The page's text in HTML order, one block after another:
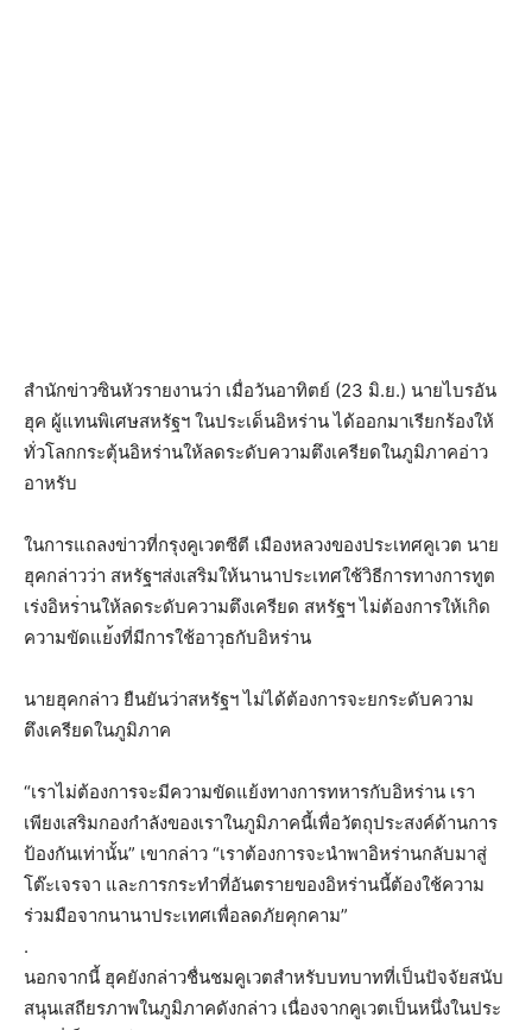
สำนักข่าวซินหัวรายงานว่า เมื่อวันอาทิตย์ (23 มิ.ย.) นายไบรอัน
ฮุค ผู้แทนพิเศษสหรัฐฯ ในประเด็นอิหร่าน ได้ออกมาเรียกร้องให้
ทั่วโลกกระตุ้นอิหร่านให้ลดระดับความตึงเครียดในภูมิภาคอ่าว
อาหรับ
ในการแถลงข่าวที่กรุงคูเวตซีตี เมืองหลวงของประเทศคูเวต นาย
ฮุคกล่าวว่า สหรัฐฯส่งเสริมให้นานาประเทศใช้วิธีการทางการทูต
เร่งอิหร่านให้ลดระดับความตึงเครียด สหรัฐฯ ไม่ต้องการให้เกิด
ความขัดแย้งที่มีการใช้อาวุธกับอิหร่าน
นายฮุคกล่าว ยืนยันว่าสหรัฐฯ ไม่ได้ต้องการจะยกระดับความ
ตึงเครียดในภูมิภาค
“เราไม่ต้องการจะมีความขัดแย้งทางการทหารกับอิหร่าน เรา
เพียงเสริมกองกำลังของเราในภูมิภาคนี้เพื่อวัตถุประสงค์ด้านการ
ป้องกันเท่านั้น” เขากล่าว “เราต้องการจะนำพาอิหร่านกลับมาสู่
โต๊ะเจรจา และการกระทำที่อันตรายของอิหร่านนี้ต้องใช้ความ
ร่วมมือจากนานาประเทศเพื่อลดภัยคุกคาม”
.
นอกจากนี้ ฮุคยังกล่าวชื่นชมคูเวตสำหรับบทบาทที่เป็นปัจจัยสนับ
สนุนเสถียรภาพในภูมิภาคดังกล่าว เนื่องจากคูเวตเป็นหนึ่งในประ